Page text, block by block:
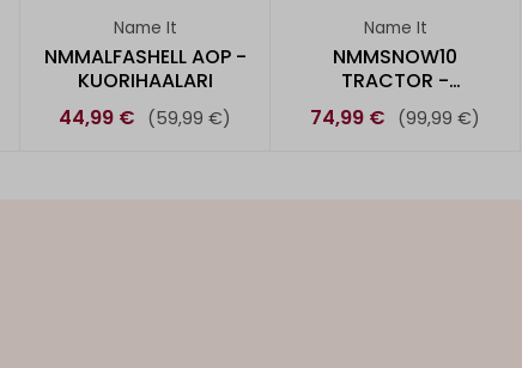
Name It
NMMALFASHELL AOP -
KUORIHAALARI
44,99 € (59,99 €)
Name It
NMMSNOW10
TRACTOR -
TOPPAHAALARI
74,99 € (99,99 €)